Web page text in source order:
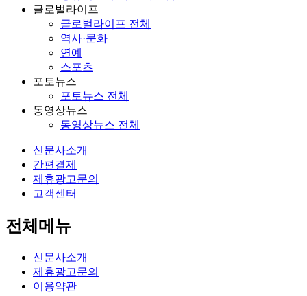
글로벌라이프
글로벌라이프 전체
역사·문화
연예
스포츠
포토뉴스
포토뉴스 전체
동영상뉴스
동영상뉴스 전체
신문사소개
간편결제
제휴광고문의
고객센터
전체메뉴
신문사소개
제휴광고문의
이용약관